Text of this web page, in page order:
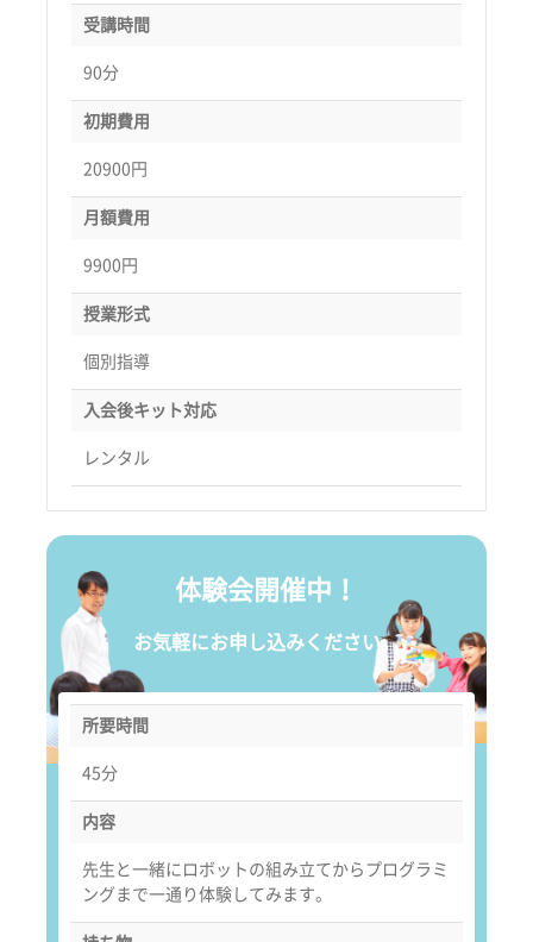
受講時間
90分
初期費用
20900円
月額費用
9900円
授業形式
個別指導
入会後キット対応
レンタル
体験会開催中！
お気軽にお申し込みください。
所要時間
45分
内容
先生と一緒にロボットの組み立てからプログラミ
ングまで一通り体験してみます。